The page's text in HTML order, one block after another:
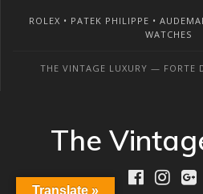
ROLEX • PATEK PHILIPPE •
WATCHES
THE VINTAGE LUXURY — FORTE
The
Translate »